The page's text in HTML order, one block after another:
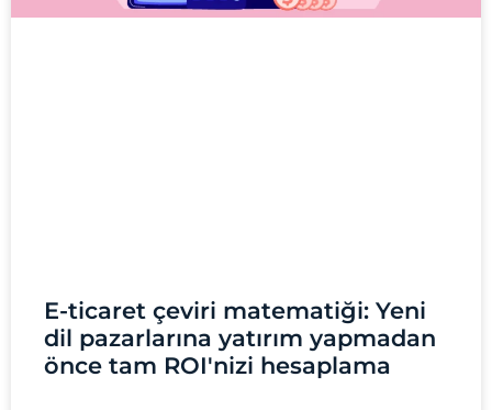
E-ticaret çeviri matematiği: Yeni
dil pazarlarına yatırım yapmadan
önce tam ROI'nizi hesaplama